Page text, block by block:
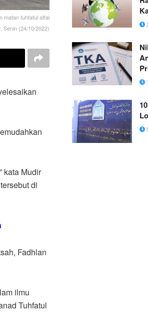
matan tuhfatul atfal
Senin (24/10/2022)
kata Mudir
di
Fadhlan
ilmu
Tuhfatul